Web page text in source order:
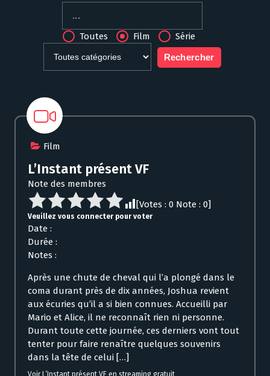
Toutes Film Série
Film
L’Instant présent VF
Note des membres
[Votes : 0 Note : 0]
Veuillez vous connecter pour voter
Date :
Durée :
Notes :
Après une chute de cheval qui l’a plongé dans le
coma durant près de dix années, Joshua revient
aux écuries qu’il a si bien connues. Accueilli par
Mario et Alice, il ne reconnaît rien ni personne.
Durant toute cette journée, ces derniers vont tout
tenter pour faire renaître quelques souvenirs
dans la tête de celui […]